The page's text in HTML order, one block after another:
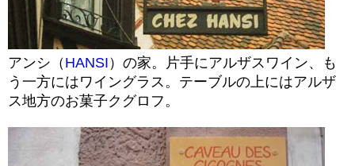
アンシ（ HANSI ）の家。片手にアルザスワイン、も
う一方にはワイングラス。テーブルの上にはアルザ
ス地方のお菓子クグロフ。